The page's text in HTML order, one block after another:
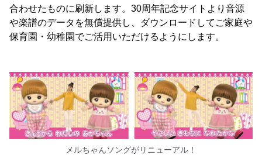
合わせたものに刷新します。30周年記念サイトより音源
や楽譜のデータを無償提供し、ダウンロードしてご家庭や
保育園・幼稚園でご活用いただけるようにします。
メルちゃんソングがリニューアル！